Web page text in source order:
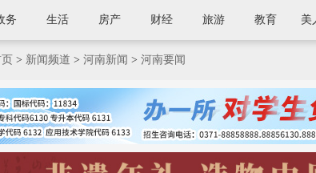
务 生活 房产 财经 旅游 教育 美
> 新闻频道 > 河南新闻 > 河南要闻